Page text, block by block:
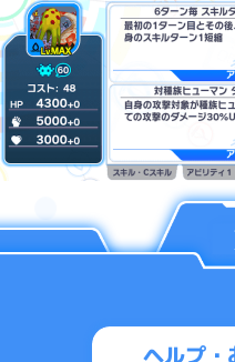
ヘルプ・